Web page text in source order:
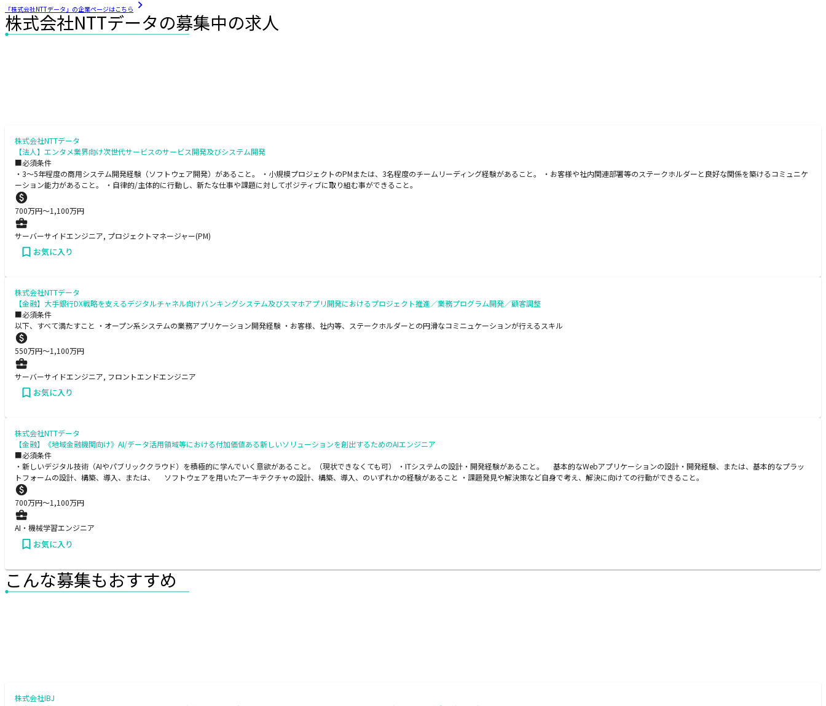
「株式会社NTTデータ」の企業ページはこちら
株式会社NTTデータの募集中の求人
株式会社NTTデータ
【法人】エンタメ業界向け次世代サービスのサービス開発及びシステム開発
■必須条件
・3～5年程度の商用システム開発経験（ソフトウェア開発）があること。 ・小規模プロジェクトのPMまたは、3名程度のチームリーディング経験があること。 ・お客様や社内関連部署等のステークホルダーと良好な関係を築けるコミュニケ
ーション能力があること。 ・自律的/主体的に行動し、新たな仕事や課題に対してポジティブに取り組む事ができること。
700万円〜1,100万円
サーバーサイドエンジニア, プロジェクトマネージャー(PM)
お気に入り
株式会社NTTデータ
【金融】大手銀行DX戦略を支えるデジタルチャネル向けバンキングシステム及びスマホアプリ開発におけるプロジェクト推進／業務プログラム開発／顧客調整
■必須条件
以下、すべて満たすこと ・オープン系システムの業務アプリケーション開発経験 ・お客様、社内等、ステークホルダーとの円滑なコミニュケーションが行えるスキル
550万円〜1,100万円
サーバーサイドエンジニア, フロントエンドエンジニア
お気に入り
株式会社NTTデータ
【金融】《地域金融機関向け》AI/データ活用領域等における付加価値ある新しいソリューションを創出するためのAIエンジニア
■必須条件
・新しいデジタル技術（AIやパブリッククラウド）を積極的に学んでいく意欲があること。（現状できなくても可） ・ITシステムの設計・開発経験があること。 基本的なWebアプリケーションの設計・開発経験、または、基本的なプラッ
トフォームの設計、構築、導入、または、 ソフトウェアを用いたアーキテクチャの設計、構築、導入、のいずれかの経験があること ・課題発見や解決策など自身で考え、解決に向けての行動ができること。
700万円〜1,100万円
AI・機械学習エンジニア
お気に入り
こんな募集もおすすめ
株式会社IBJ